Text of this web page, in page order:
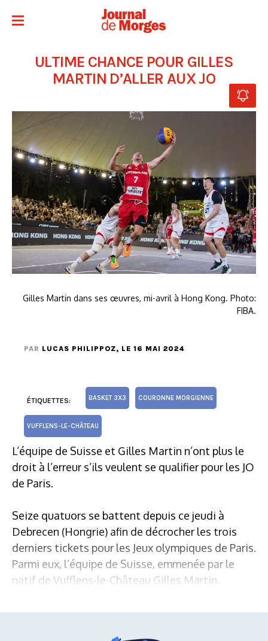
ULTIME CHANCE POUR GILLES
MARTIN D’ALLER AUX JO
Gilles Martin dans ses œuvres, mi-avril à Hong Kong. Photo:
FIBA.
PAR LUCAS PHILIPPOZ, LE 16 MAI 2024
ÉTIQUETTES: BASKET 3X3 COURONNE MORGIENNE
VUFFLENS-LE-CHÂTEAU
L’équipe de Suisse et Gilles Martin n’ont plus le
droit à l’erreur s’ils veulent se qualifier pour les JO
de Paris.
Seize quatuors se battent depuis ce jeudi à
Debrecen (Hongrie) afin de décrocher les trois
derniers tickets pour les Jeux olympiques de Paris.
Parmi eux, l’équipe de Suisse, emmenée par le
natif de Vufflens-le-Château Gilles Martin.